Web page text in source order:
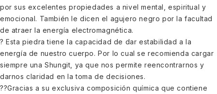
por sus excelentes propiedades a nivel mental, espiritual y
emocional. También le dicen el agujero negro por la facultad
de atraer la energía electromagnética.
? Esta piedra tiene la capacidad de dar estabilidad a la
energía de nuestro cuerpo. Por lo cual se recomienda cargar
siempre una Shungit, ya que nos permite reencontrarnos y
darnos claridad en la toma de decisiones.
??Gracias a su exclusiva composición química que contiene